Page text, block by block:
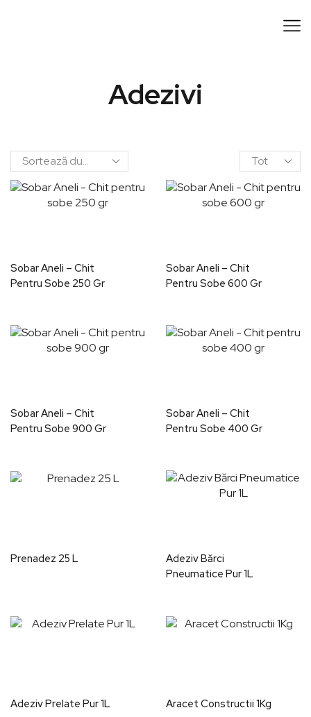
Adezivi
Sobar Aneli – Chit
Pentru Sobe 250 Gr
Sobar Aneli – Chit
Pentru Sobe 600 Gr
Sobar Aneli – Chit
Pentru Sobe 900 Gr
Sobar Aneli – Chit
Pentru Sobe 400 Gr
Prenadez 25 L
Adeziv Bărci
Pneumatice Pur 1L
Adeziv Prelate Pur 1L Aracet Constructii 1Kg